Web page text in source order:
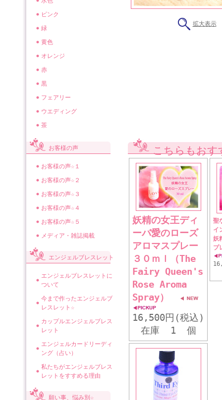
ピンク
緑
黄色
オレンジ
赤
黒
フェアリー
ウエディング
茶
お客様の声
お客様の声☆１
お客様の声☆２
お客様の声☆３
お客様の声☆４
お客様の声☆５
メディア・雑誌掲載
エンジェルブレスレット
エンジェルブレスレットに
ついて
今まで作ったエンジェルブ
レスレット☆
カップルエンジェルブレス
レット
エンジェルカードリーディ
ング（占い）
私たちがエンジェルブレス
レットをすすめる理由
願い事、悩み別☆
拡大表示
こちらもおす
妖精の女王ディ
ーバ愛のローズ
アロマスプレー
３０ｍｌ（The
Fairy Queen's
Rose Aroma
Spray）
16,500円(税込)
在庫 1 個
聖
イ
妖
プ